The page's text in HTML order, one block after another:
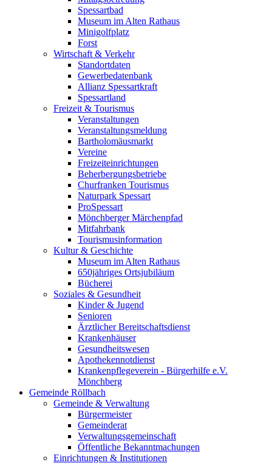
Spessartbad
Museum im Alten Rathaus
Minigolfplatz
Forst
Wirtschaft & Verkehr
Standortdaten
Gewerbedatenbank
Allianz Spessartkraft
Spessartland
Freizeit & Tourismus
Veranstaltungen
Veranstaltungsmeldung
Bartholomäusmarkt
Vereine
Freizeiteinrichtungen
Beherbergungsbetriebe
Churfranken Tourismus
Naturpark Spessart
ProSpessart
Mönchberger Märchenpfad
Mitfahrbank
Tourismusinformation
Kultur & Geschichte
Museum im Alten Rathaus
650jähriges Ortsjubiläum
Bücherei
Soziales & Gesundheit
Kinder & Jugend
Senioren
Ärztlicher Bereitschaftsdienst
Krankenhäuser
Gesundheitswesen
Apothekennotdienst
Krankenpflegeverein - Bürgerhilfe e.V.
Mönchberg
Gemeinde Röllbach
Gemeinde & Verwaltung
Bürgermeister
Gemeinderat
Verwaltungsgemeinschaft
Öffentliche Bekanntmachungen
Einrichtungen & Institutionen